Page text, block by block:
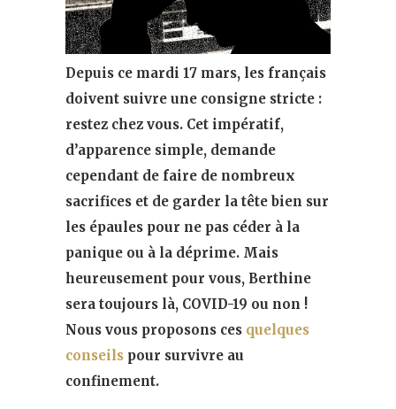
Depuis ce mardi 17 mars, les français
doivent suivre une consigne stricte :
restez chez vous. Cet impératif,
d’apparence simple, demande
cependant de faire de nombreux
sacrifices et de garder la tête bien sur
les épaules pour ne pas céder à la
panique ou à la déprime. Mais
heureusement pour vous, Berthine
sera toujours là, COVID-19 ou non !
Nous vous proposons ces quelques
conseils pour survivre au
confinement.